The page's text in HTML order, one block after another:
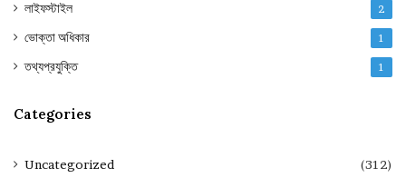
লাইফস্টাইল 2
ভোক্তা অধিকার 1
তথ্যপ্রযুক্তি 1
Categories
Uncategorized (312)